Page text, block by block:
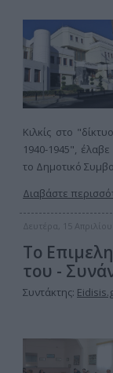
Κιλκίς στο
1940-1945",
το Δημοτικό
Διαβάστε
Δευτέρα, 15 Απριλίου
Το
του -
Συντάκτης: